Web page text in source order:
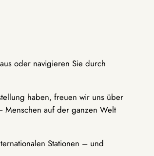
oder navigieren Sie durch
haben, freuen wir uns über
Menschen auf der ganzen Welt
Stationen – und